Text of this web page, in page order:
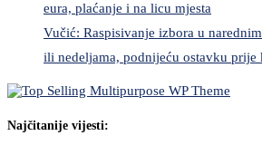
eura, plaćanje i na licu mjesta
Vučić: Raspisivanje izbora u
ili nedeljama, podnijeću ostavku prije
Najčitanije vijesti: